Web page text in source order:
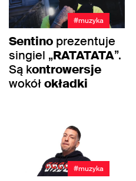
#muzyka
Sentino prezentuje
singiel „RATATATA”.
Są kontrowersje
wokółokładki
#muzyka